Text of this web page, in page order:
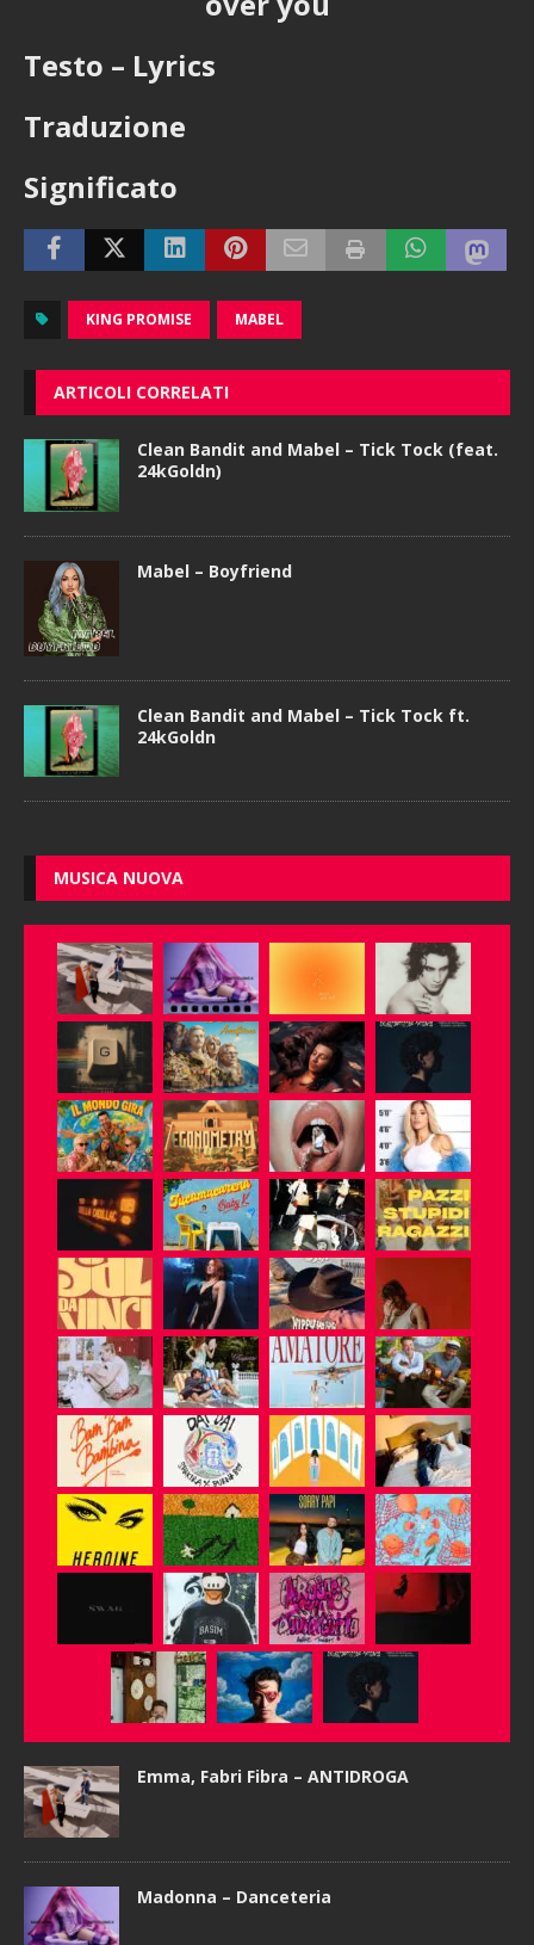
Testo – Lyrics
Traduzione
Significato
KING PROMISE MABEL
ARTICOLI CORRELATI
Clean Bandit and Mabel – Tick Tock (feat.
24kGoldn)
Mabel – Boyfriend
Clean Bandit and Mabel – Tick Tock ft.
24kGoldn
MUSICA NUOVA
Emma, Fabri Fibra – ANTIDROGA
Madonna – Danceteria